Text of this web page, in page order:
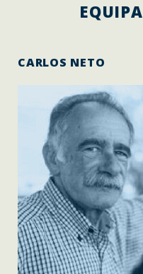
CARLOS NETO